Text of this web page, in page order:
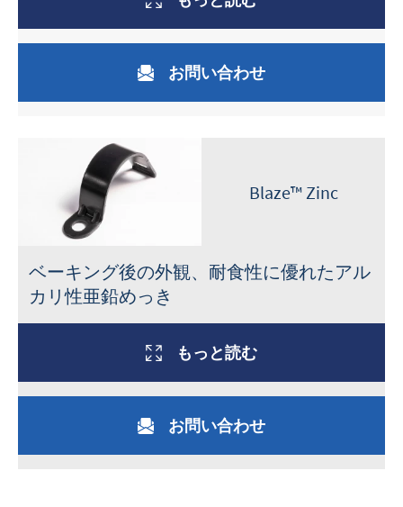
お問い合わせ
Blaze™ Zinc
ベーキング後の外観、耐食性に優れたアル
カリ性亜鉛めっき
もっと読む
お問い合わせ